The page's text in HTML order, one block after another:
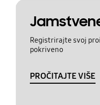
Registrirajte svoj
pokriveno
PROČITAJTE VIŠE